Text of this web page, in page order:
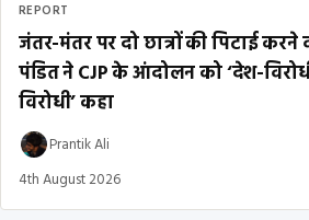
REPORT
जंतर-मंतर पर दो छात्रों की पिटाई
पंडित ने CJP के आंदोलन को ‘देश-
विरोधी’ कहा
Prantik Ali
4th August 2026